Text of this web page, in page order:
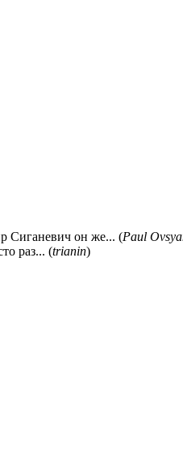
Сиганевич он же... (Paul
раз... (trianin)